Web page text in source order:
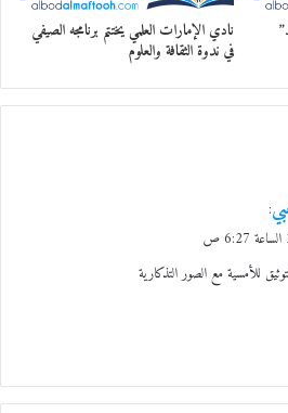
نادي الإمارات العلمي يختتم برنامجه الصيفي
في ندوة الثقافة والعلوم
:
للأمسية مع الصور التذكارية